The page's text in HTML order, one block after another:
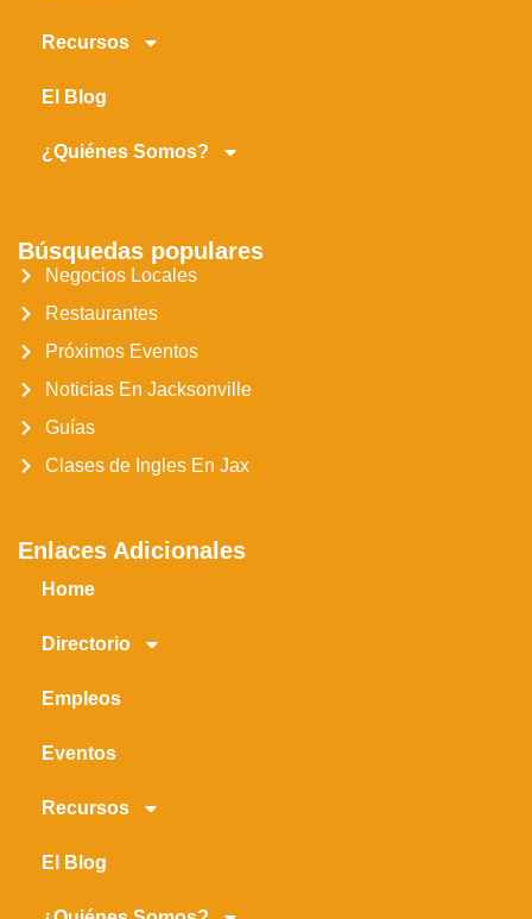
Recursos
El Blog
¿Quiénes Somos?
Búsquedas populares
Negocios Locales
Restaurantes
Próximos Eventos
Noticias En Jacksonville
Guías
Clases de Ingles En Jax
Enlaces Adicionales
Home
Directorio
Empleos
Eventos
Recursos
El Blog